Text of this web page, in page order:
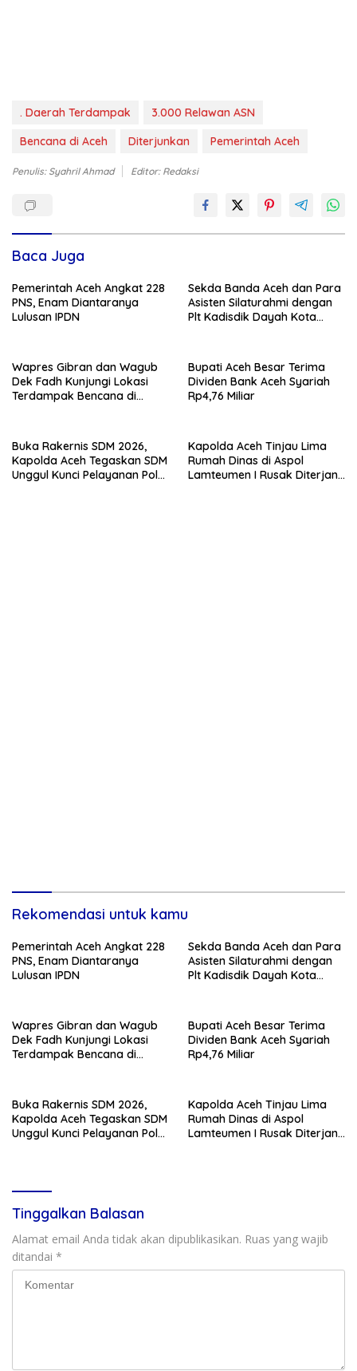
. Daerah Terdampak
3.000 Relawan ASN
Bencana di Aceh
Diterjunkan Pemerintah Aceh
Penulis: Syahril Ahmad Editor: Redaksi
Baca Juga
Pemerintah Aceh Angkat 228
PNS, Enam Diantaranya
Lulusan IPDN
Sekda Banda Aceh dan Para
Asisten Silaturahmi dengan
Plt Kadisdik Dayah Kota
Wapres Gibran dan Wagub
Dek Fadh Kunjungi Lokasi
Terdampak Bencana di
Bupati Aceh Besar Terima
Dividen Bank Aceh Syariah
Rp4,76 Miliar
Buka Rakernis SDM 2026,
Kapolda Aceh Tegaskan SDM
Unggul Kunci Pelayanan Polri
Kapolda Aceh Tinjau Lima
Rumah Dinas di Aspol
Lamteumen I Rusak Diterjang
Rekomendasi untuk kamu
Pemerintah Aceh Angkat 228
PNS, Enam Diantaranya
Lulusan IPDN
Sekda Banda Aceh dan Para
Asisten Silaturahmi dengan
Plt Kadisdik Dayah Kota
Wapres Gibran dan Wagub
Dek Fadh Kunjungi Lokasi
Terdampak Bencana di
Bupati Aceh Besar Terima
Dividen Bank Aceh Syariah
Rp4,76 Miliar
Buka Rakernis SDM 2026,
Kapolda Aceh Tegaskan SDM
Unggul Kunci Pelayanan Polri
Kapolda Aceh Tinjau Lima
Rumah Dinas di Aspol
Lamteumen I Rusak Diterjang
Tinggalkan Balasan
Alamat email Anda tidak akan dipublikasikan. Ruas yang wajib
ditandai *